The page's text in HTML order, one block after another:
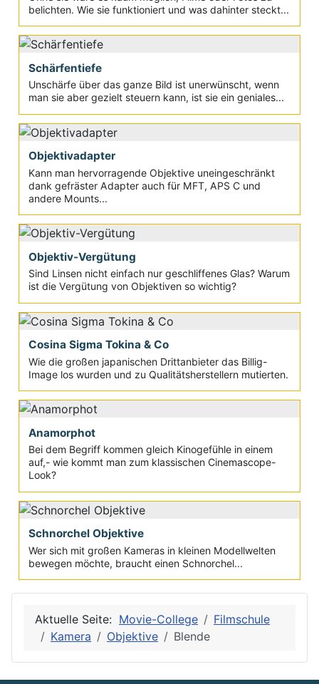
belichten. Wie sie funktioniert und was dahinter steckt...
Schärfentiefe
Unschärfe über das ganze Bild ist unerwünscht, wenn
man sie aber gezielt steuern kann, ist sie ein geniales...
Objektivadapter
Kann man hervorragende Objektive uneingeschränkt
dank gefräster Adapter auch für MFT, APS C und
andere Mounts...
Objektiv-Vergütung
Sind Linsen nicht einfach nur geschliffenes Glas? Warum
ist die Vergütung von Objektiven so wichtig?
Cosina Sigma Tokina & Co
Wie die großen japanischen Drittanbieter das Billig-
Image los wurden und zu Qualitätsherstellern mutierten.
Anamorphot
Bei dem Begriff kommen gleich Kinogefühle in einem
auf,- wie kommt man zum klassischen Cinemascope-
Look?
Schnorchel Objektive
Wer sich mit großen Kameras in kleinen Modellwelten
bewegen möchte, braucht einen Schnorchel...
Aktuelle Seite: Movie-College
Filmschule
Kamera
Objektive Blende